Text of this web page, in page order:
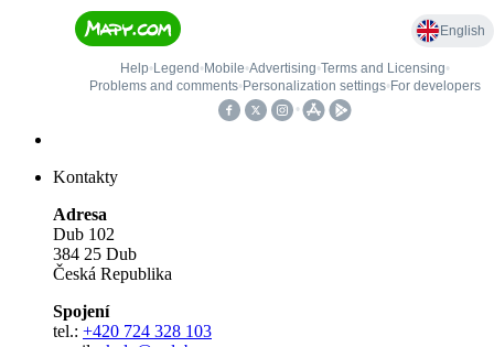
Kontakty
Adresa
Dub 102
384 25 Dub
Česká Republika
Spojení
tel.: +420 724 328 103